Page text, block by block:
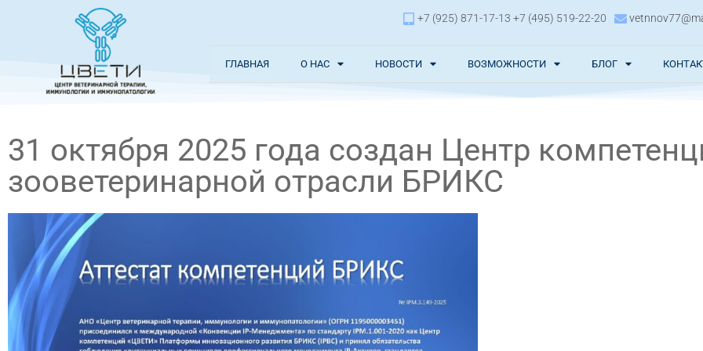
+7 (925) 871-17-13 +7 (495) 519-22-20
ГЛАВНАЯ О НАС НОВОСТИ ВОЗМОЖНОСТИ БЛОГ
31 октября 2025 года создан Центр
зооветеринарной отрасли БРИКС